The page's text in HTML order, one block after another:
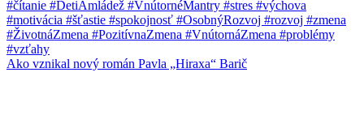
Ako vznikal nový román Pavla „Hiraxa“ Barič